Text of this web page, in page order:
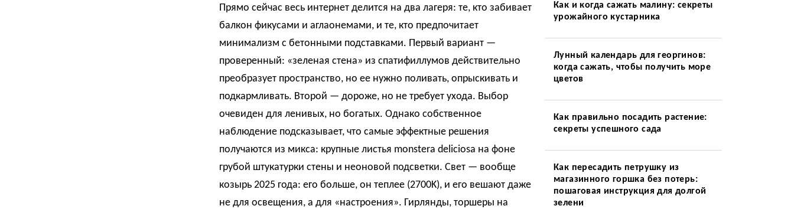
Прямо сейчас весь интернет делится на два лагеря: те, кто забивает
балкон фикусами и аглаонемами, и те, кто предпочитает
минимализм с бетонными подставками. Первый вариант —
проверенный: «зеленая стена» из спатифиллумов действительно
преобразует пространство, но ее нужно поливать, опрыскивать и
подкармливать. Второй — дороже, но не требует ухода. Выбор
очевиден для ленивых, но богатых. Однако собственное
наблюдение подсказывает, что самые эффектные решения
получаются из микса: крупные листья monstera deliciosa на фоне
грубой штукатурки стены и неоновой подсветки. Свет — вообще
козырь 2025 года: его больше, он теплее (2700K), и его вешают даже
не для освещения, а для «настроения». Гирлянды, торшеры на
Как и когда сажать малину: секреты
урожайного кустарника
Лунный календарь для георгинов:
когда сажать, чтобы получить море
цветов
Как правильно посадить растение:
секреты успешного сада
Как пересадить петрушку из
магазинного горшка без потерь:
пошаговая инструкция для долгой
зелени